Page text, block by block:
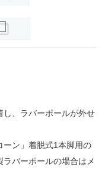
、ラバーポールが外せ
ン」着脱式1本脚用の
バーポールの場合はメ